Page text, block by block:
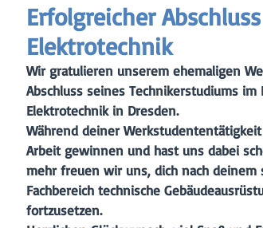
Erfolgreicher
Elektrotechnik
Wir gratulieren unserem ehemaligen
Abschluss seines Technikerstudiums
Elektrotechnik in Dresden.
Während deiner
Arbeit gewinnen und hast uns dabei
mehr freuen wir uns, dich nach
Fachbereich technische
fortzusetzen.